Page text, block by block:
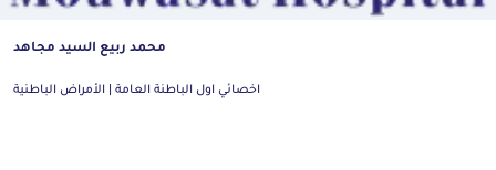
محمد ربيع السيد مجاهد
اخصائي اول الباطنة العامة | الأمراض الباطنية